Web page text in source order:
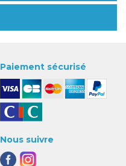
Paiement sécurisé
Nous suivre